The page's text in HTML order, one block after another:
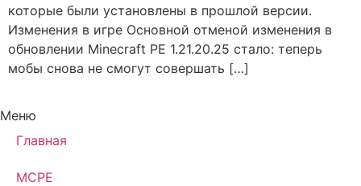
которые были установлены в прошлой версии.
Изменения в игре Основной отменой изменения в
обновлении Minecraft PE 1.21.20.25 стало: теперь
мобы снова не смогут совершать […]
Меню
Главная
MCPE